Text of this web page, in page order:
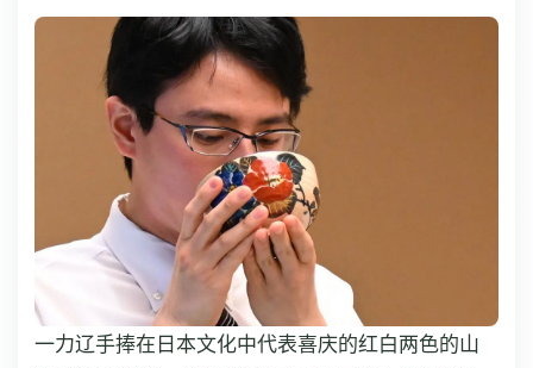
一力辽手捧在日本文化中代表喜庆的红白两色的山